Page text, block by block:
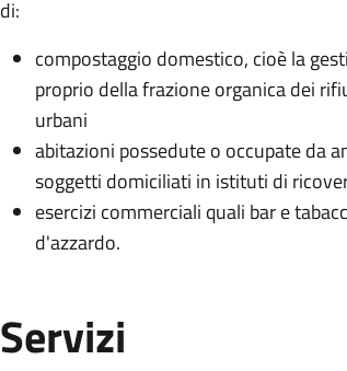
di:
compostaggio domestico, cioè la
proprio della frazione organica dei
urbani
abitazioni possedute o occupate da
soggetti domiciliati in istituti di
esercizi commerciali quali bar e
d'azzardo.
Servizi